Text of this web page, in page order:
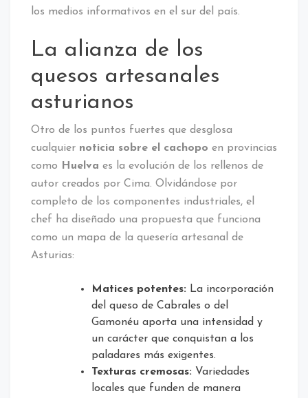
los medios informativos en el sur del país.
La alianza de los
quesos artesanales
asturianos
Otro de los puntos fuertes que desglosa
cualquier noticia sobre el cachopo en provincias
como
Huelva es la evolución de los rellenos de
autor creados por Cima. Olvidándose por
completo de los componentes industriales, el
chef ha diseñado una propuesta que funciona
como un mapa de la quesería artesanal de
Asturias:
Matices potentes: La incorporación
del queso de Cabrales o del
Gamonéu aporta una intensidad y
un carácter que conquistan a los
paladares más exigentes.
Texturas cremosas: Variedades
locales que funden de manera